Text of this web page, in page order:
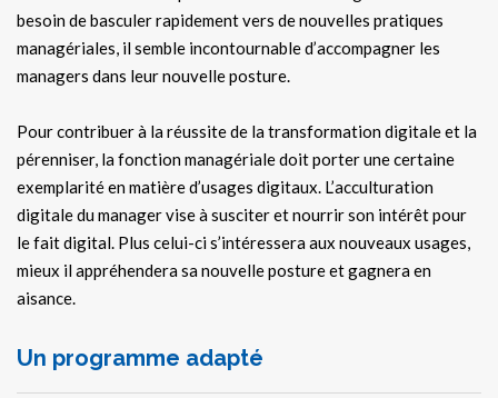
besoin de basculer rapidement vers de nouvelles pratiques
managériales, il semble incontournable d’accompagner les
managers dans leur nouvelle posture.
Pour contribuer à la réussite de la transformation digitale et la
pérenniser, la fonction managériale doit porter une certaine
exemplarité en matière d’usages digitaux. L’acculturation
digitale du manager vise à susciter et nourrir son intérêt pour
le fait digital. Plus celui-ci s’intéressera aux nouveaux usages,
mieux il appréhendera sa nouvelle posture et gagnera en
aisance.
Un programme adapté